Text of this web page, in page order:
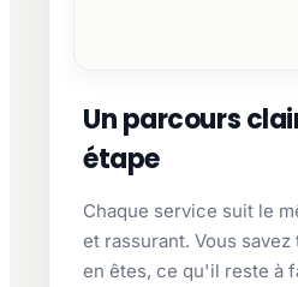
Un parcours
étape
Chaque service suit le
et rassurant. Vous
en êtes, ce qu'il reste à